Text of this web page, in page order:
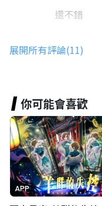
還不錯
姚宇樂
james
2025-03-16
展開所有評論(11)
你可能會喜歡
APP